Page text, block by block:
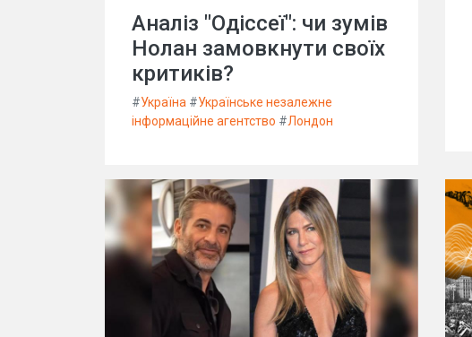
Аналіз "Одіссеї": чи зумів
Нолан замовкнути своїх
критиків?
#Україна #Українське незалежне
інформаційне агентство #Лондон